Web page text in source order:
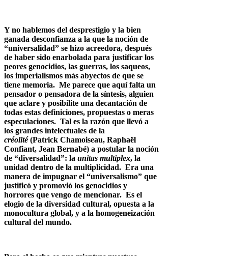
Y no hablemos del desprestigio y la bien
ganada desconfianza a la que la noción de
“universalidad” se hizo acreedora, después
de haber sido enarbolada para justificar los
peores genocidios, las guerras, los saqueos,
los imperialismos más abyectos de que se
tiene memoria. Me parece que aquí falta un
pensador o pensadora de la síntesis, alguien
que aclare y posibilite una decantación de
todas estas definiciones, propuestas o meras
especulaciones. Tal es la razón que llevó a
los grandes intelectuales de la
créolité(Patrick Chamoiseau, Raphaël
Confiant, Jean Bernabé) a postular la noción
de “diversalidad”: la unitas multiplex, la
unidad dentro de la multiplicidad. Era una
manera de impugnar el “universalismo” que
justificó y promovió los genocidios y
horrores que vengo de mencionar. Es el
elogio de la diversidad cultural, opuesta a la
monocultura global, y a la homogeneización
cultural del mundo.